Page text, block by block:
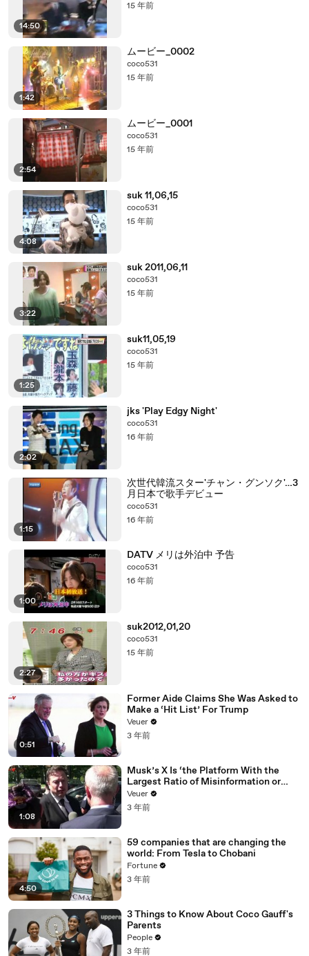
14:50
15 年前
1:42
ムービー_0002
coco531
15 年前
2:54
ムービー_0001
coco531
15 年前
4:08
suk 11,06,15
coco531
15 年前
3:22
suk 2011,06,11
coco531
15 年前
1:25
suk11,05,19
coco531
15 年前
2:02
jks 'Play Edgy Night'
coco531
16 年前
1:15
次世代韓流スター'チャン・グンソク'…3
月日本で歌手デビュー
coco531
16 年前
1:00
DATV メリは外泊中 予告
coco531
16 年前
2:27
suk2012,01,20
coco531
15 年前
0:51
Former Aide Claims She Was Asked to
Make a ‘Hit List’ For Trump
Veuer
3 年前
1:08
Musk’s X Is ‘the Platform With the
Largest Ratio of Misinformation or
Disinformation’ Amongst All Social
Media Platforms
Veuer
3 年前
4:50
59 companies that are changing the
world: From Tesla to Chobani
Fortune
3 年前
3 Things to Know About Coco Gauff's
Parents
People
3 年前